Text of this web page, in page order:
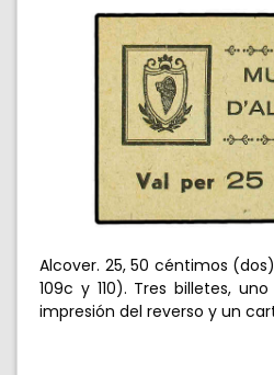
Alcover. 25, 50 céntimos (dos)
109c y 110). Tres billetes,
impresión del reverso y un